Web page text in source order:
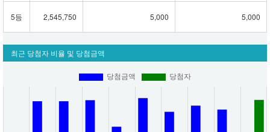
5등 2,545,750 5,000 5,000
최근 당첨자 비율 및 당첨금액